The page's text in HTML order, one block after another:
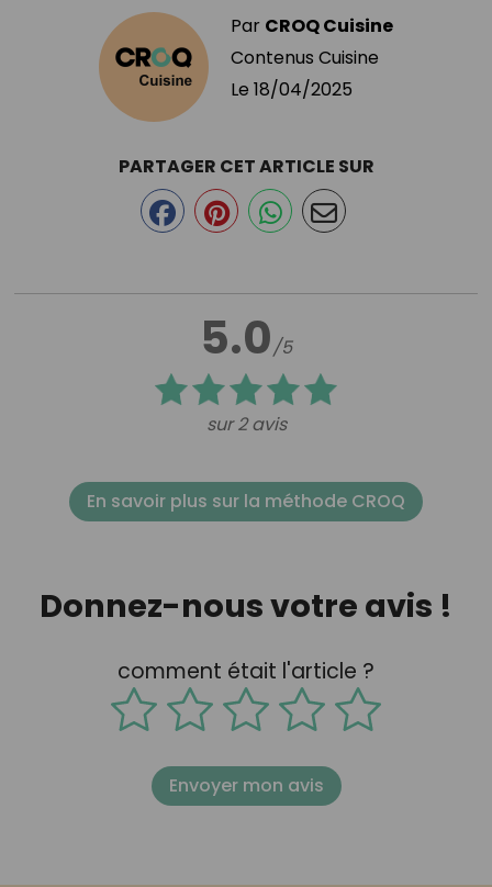
Par CROQ Cuisine
Contenus Cuisine
Le 18/04/2025
5.0/5
sur 2 avis
PARTAGER CET ARTICLE SUR
En savoir plus sur la méthode CROQ
Donnez-nous votre avis !
comment était l'article ?
Envoyer mon avis